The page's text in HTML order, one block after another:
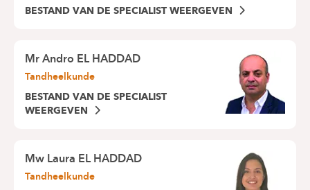
BESTAND VAN DE SPECIALIST WEERGEVEN
MrAndro EL HADDAD
Tandheelkunde
BESTAND VAN DE SPECIALIST
WEERGEVEN
MwLaura EL HADDAD
Tandheelkunde